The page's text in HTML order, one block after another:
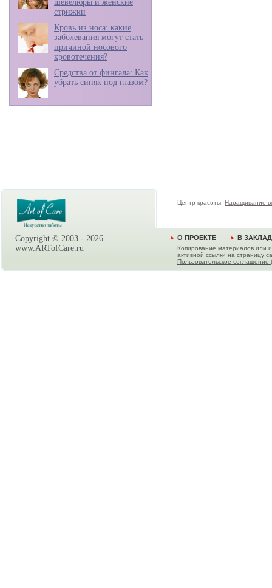
шевелюры и женские
стрижки
Кровь из носа: какие
заболевания могут стать
причиной носового
кровотечения?
Средства от фингала: Как
убрать синяк под глазом?
Copyright © 2003 - 2026
www.ARTofCare.ru
Центр красоты: Наращивание
О ПРОЕКТЕ В
Копирование материалов или
активной ссылки на страницу
Пользовательское